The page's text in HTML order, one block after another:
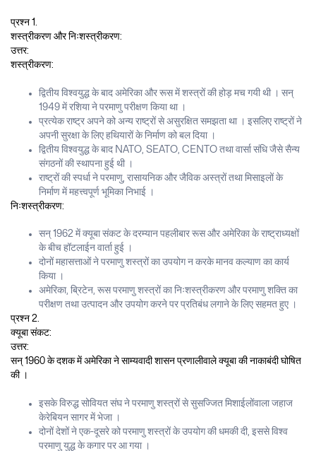
प्रश्न 1.
शस्त्रीकरण और निःशस्त्रीकरण:
उत्तर:
शस्त्रीकरण:
द्वितीय विश्वयुद्ध के बाद अमेरिका और रूस में शस्त्रों की होड़ मच गयी थी । सन्
1949 में रशिया ने परमाणु परीक्षण किया था ।
प्रत्येक राष्ट्र अपने को अन्य राष्ट्रों से असुरक्षित समझता था । इसलिए राष्ट्रों ने
अपनी सुरक्षा के लिए हथियारों के निर्माण को बल दिया ।
द्वितीय विश्वयुद्ध के बाद NATO, SEATO, CENTO तथा वार्सा संधि जैसे सैन्य
संगठनों की स्थापना हुई थी ।
राष्ट्रों की स्पर्धा ने परमाणु, रासायनिक और जैविक अस्त्रों तथा मिसाइलों के
निर्माण में महत्त्वपूर्ण भूमिका निभाई ।
निःशस्त्रीकरण:
सन् 1962 में क्यूबा संकट के दरम्यान पहलीबार रूस और अमेरिका के राष्ट्राध्यक्षों
के बीच हॉटलाईन वार्ता हुई ।
दोनों महासत्ताओं ने परमाणु शस्त्रों का उपयोग न करके मानव कल्याण का कार्य
किया ।
अमेरिका, ब्रिटेन, रूस परमाणु शस्त्रों का निःशस्त्रीकरण और परमाणु शक्ति का
परीक्षण तथा उत्पादन और उपयोग करने पर प्रतिबंध लगाने के लिए सहमत हुए ।
प्रश्न 2.
क्यूबा संकट:
उत्तर:
सन् 1960 के दशक में अमेरिका ने साम्यवादी शासन प्रणालीवाले क्यूबा की नाकाबंदी घोषित
की ।
इसके विरुद्ध सोवियत संघ ने परमाणु शस्त्रों से सुसज्जित मिशाईलोंवाला जहाज
केरेबियन सागर में भेजा ।
दोनों देशों ने एक-दूसरे को परमाणु शस्त्रों के उपयोग की धमकी दी, इससे विश्व
परमाणु युद्ध के कगार पर आ गया ।